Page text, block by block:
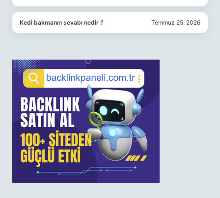
Kedi bakmanın sevabı nedir ? Temmuz 25, 2026